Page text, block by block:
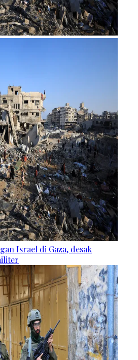
Israel di Gaza, desak